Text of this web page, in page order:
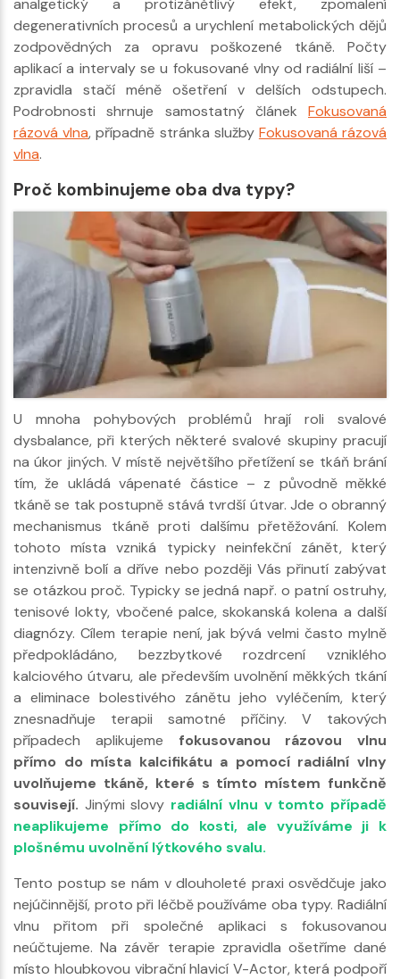
degenerativních procesů a urychlení metabolických dějů
zodpovědných za opravu poškozené tkáně. Počty
aplikací a intervaly se u fokusované vlny od radiální liší –
zpravidla stačí méně ošetření v delších odstupech.
Podrobnosti shrnuje samostatný článek Fokusovaná
rázová vlna, případně stránka služby Fokusovaná rázová
vlna.
Proč kombinujeme oba dva typy?
U mnoha pohybových problémů hrají roli svalové
dysbalance, při kterých některé svalové skupiny pracují
na úkor jiných. V místě největšího přetížení se tkáň brání
tím, že ukládá vápenaté částice – z původně měkké
tkáně se tak postupně stává tvrdší útvar. Jde o obranný
mechanismus tkáně proti dalšímu přetěžování. Kolem
tohoto místa vzniká typicky neinfekční zánět, který
intenzivně bolí a dříve nebo později Vás přinutí zabývat
se otázkou proč. Typicky se jedná např. o patní ostruhy,
tenisové lokty, vbočené palce, skokanská kolena a další
diagnózy. Cílem terapie není, jak bývá velmi často mylně
předpokládáno, bezzbytkové rozdrcení vzniklého
kalciového útvaru, ale především uvolnění měkkých tkání
a eliminace bolestivého zánětu jeho vyléčením, který
znesnadňuje terapii samotné příčiny. V takových
případech aplikujeme fokusovanou rázovou vlnu
přímo do místa kalcifikátu a pomocí radiální vlny
uvolňujeme tkáně, které s tímto místem funkčně
souvisejí. Jinými slovy radiální vlnu v tomto případě
neaplikujeme přímo do kosti, ale využíváme ji k
plošnému uvolnění lýtkového svalu.
Tento postup se nám v dlouholeté praxi osvědčuje jako
nejúčinnější, proto při léčbě používáme oba typy. Radiální
vlnu přitom při společné aplikaci s fokusovanou
neúčtujeme. Na závěr terapie zpravidla ošetříme dané
místo hloubkovou vibrační hlavicí V-Actor, která podpoří